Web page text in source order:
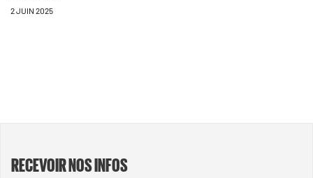
2 JUIN 2025
RECEVOIR NOS INFOS